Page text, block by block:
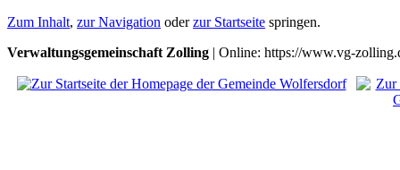
Zum Inhalt, zur Navigation oderzur Startseite springen.
Verwaltungsgemeinschaft Zolling | Online: https://www.vg-